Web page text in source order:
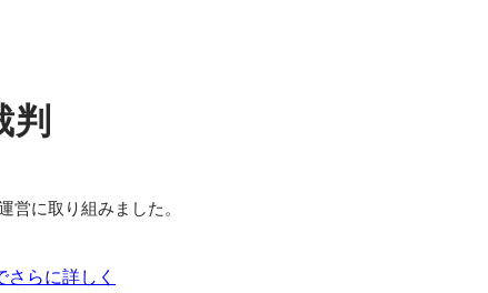
判
営に取り組みました。
さらに詳しく